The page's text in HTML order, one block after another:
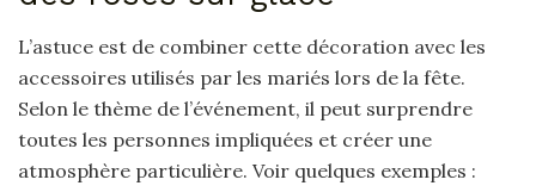
L’astuce est de combiner cette décoration avec les
accessoires utilisés par les mariés lors de la fête.
Selon le thème de l’événement, il peut surprendre
toutes les personnes impliquées et créer une
atmosphère particulière. Voir quelques exemples :